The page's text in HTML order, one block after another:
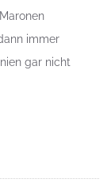
immer
gar nicht